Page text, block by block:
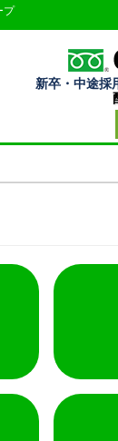
プ
新卒・中途採